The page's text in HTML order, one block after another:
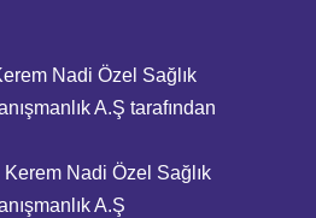
Nadi Özel Sağlık
A.Ş tarafından
Kerem Nadi Özel Sağlık
A.Ş